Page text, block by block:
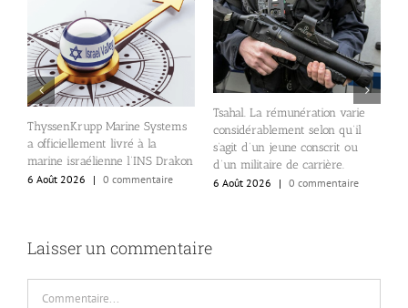
ThyssenKrupp Marine Systems
a officiellement livré à la
marine israélienne l’INS Drakon
6 Août 2026
| 0 commentaire
Tsahal. La rémunération varie
considérablement selon qu’il
s’agit d’un jeune conscrit ou
d’un militaire de carrière.
6 Août 2026
| 0 commentaire
Laisser un commentaire